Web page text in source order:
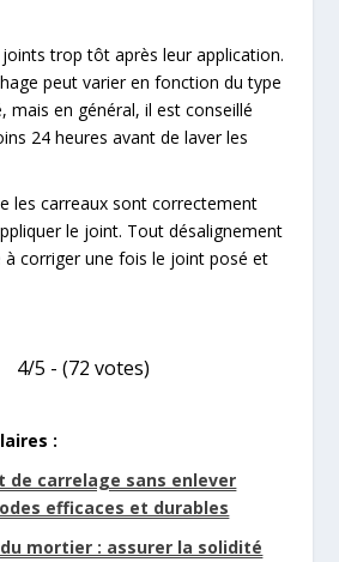
trop tôt après leur application.
peut varier en fonction du type
mais en général, il est conseillé
24 heures avant de laver les
les carreaux sont correctement
le joint. Tout désalignement
corriger une fois le joint posé et
4/5 - (72 votes)
:
de carrelage sans enlever
efficaces et durables
mortier : assurer la solidité